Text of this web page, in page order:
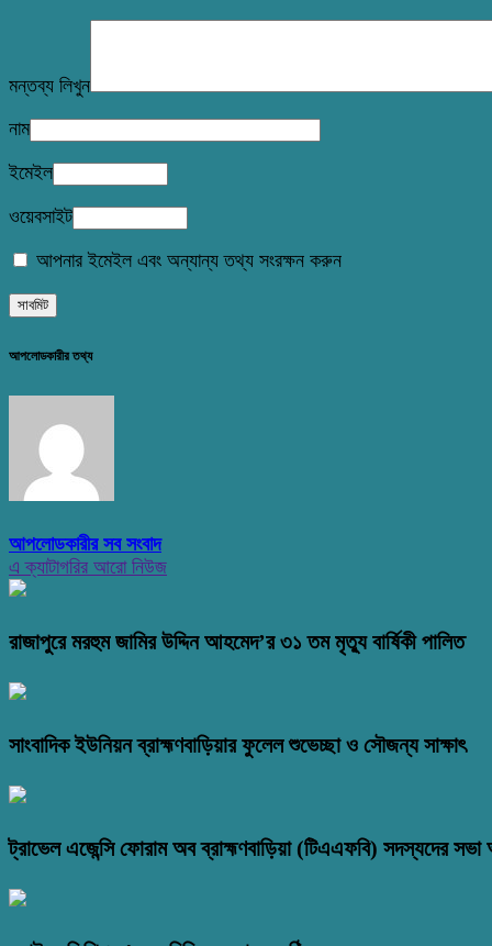
মন্তব্য লিখুন
নাম
ইমেইল
ওয়েবসাইট
আপনার ইমেইল এবং অন্যান্য তথ্য সংরক্ষন করুন
আপলোডকারীর তথ্য
আপলোডকারীর সব সংবাদ
এ ক্যাটাগরির আরো নিউজ
রাজাপুরে মরহুম জামির উদ্দিন আহমেদ’র ৩১ তম মৃত্যু বার্ষিকী পালিত
সাংবাদিক ইউনিয়ন ব্রাহ্মণবাড়িয়ার ফুলেল শুভেচ্ছা ও সৌজন্য সাক্ষাৎ
ট্রাভেল এজেন্সি ফোরাম অব ব্রাহ্মণবাড়িয়া (টিএএফবি) সদস্যদের সভা